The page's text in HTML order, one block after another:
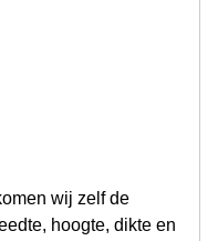
wij zelf de
hoogte, dikte en